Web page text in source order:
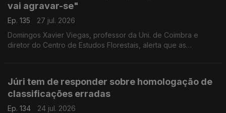
vai agravar-se"
Ep. 135
27 jul. 2026
Domingos Xavier Viegas, professor da Uni. de Coimbra e
diretor do Centro de Estudos Florestais, alerta que as
Júri tem de responder sobre homologação de
classificações erradas
Ep. 134
24 jul. 2026